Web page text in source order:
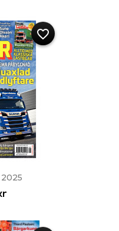
favorite_border